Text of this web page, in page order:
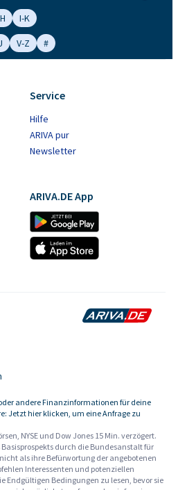
I-K
V-Z #
Service
Hilfe
ARIVA pur
Newsletter
ARIVA.DE App
andere Finanzinformationen für deine
Jetzt hier klicken, um eine Anfrage zu
NYSE und Dow Jones 15 Min. verzögert.
durch die Bundesanstalt für
als ihre Befürwortung der angebotenen
Interessenten und potenziellen
Endgültigen Bedingungen zu lesen, bevor sie